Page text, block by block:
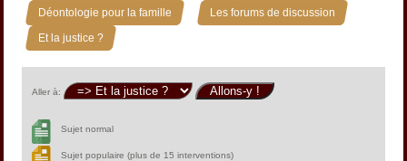
Déontologie pour la famille » Les forums de discussion »
Et la justice ?
Aller à:
Sujet normal
Sujet populaire (plus de 15 interventions)